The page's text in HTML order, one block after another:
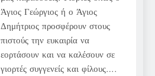
Άγιος Γεώργιος ή ο Άγιος
Δημήτριος προσφέρουν στους
πιστούς την ευκαιρία να
εορτάσουν και να καλέσουν σε
γιορτές συγγενείς και φίλους….